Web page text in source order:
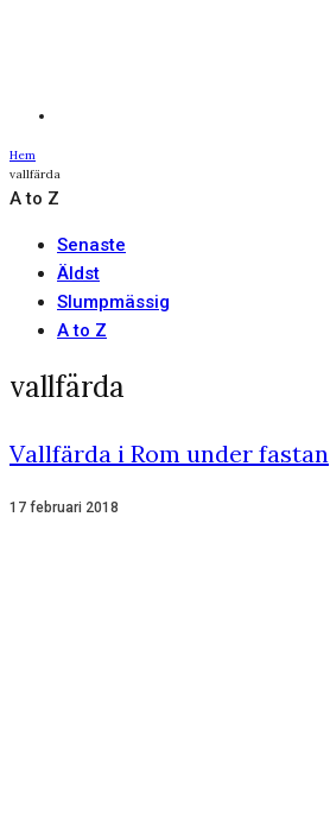
Hem
vallfärda
A to Z
Senaste
Äldst
Slumpmässig
A to Z
vallfärda
Vallfärda i Rom under fastan
17 februari 2018